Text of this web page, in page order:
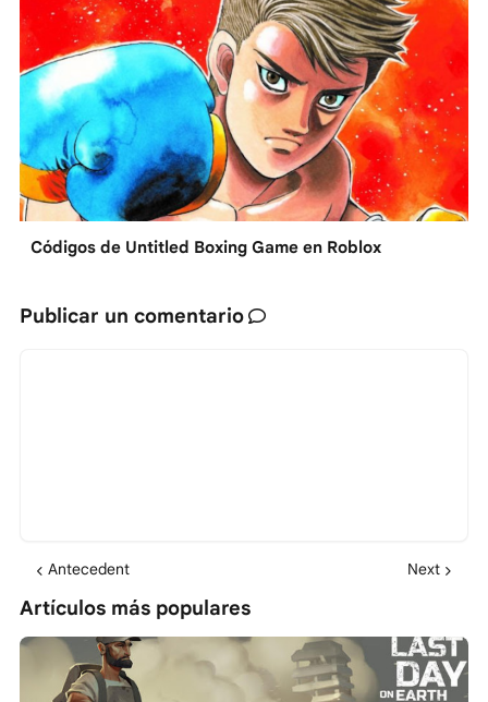
Códigos de Untitled Boxing Game en Roblox
Publicar un comentario
Antecedent Next
Artículos más populares